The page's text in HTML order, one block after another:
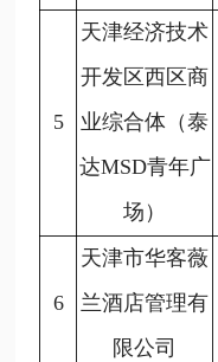
5
天津经济技术
开发区西区商
业综合体（泰
达MSD青年广
场）
6
天津市华客薇
兰酒店管理有
限公司